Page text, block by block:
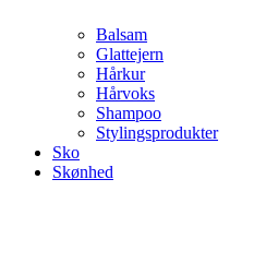
Balsam
Glattejern
Hårkur
Hårvoks
Shampoo
Stylingsprodukter
Sko
Skønhed